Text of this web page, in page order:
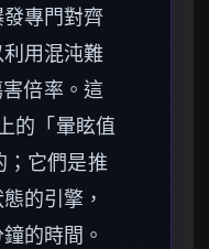
專門對齊
用混沌難
倍率。這
的「暈眩值
；它們是推
的引擎，
的時間。